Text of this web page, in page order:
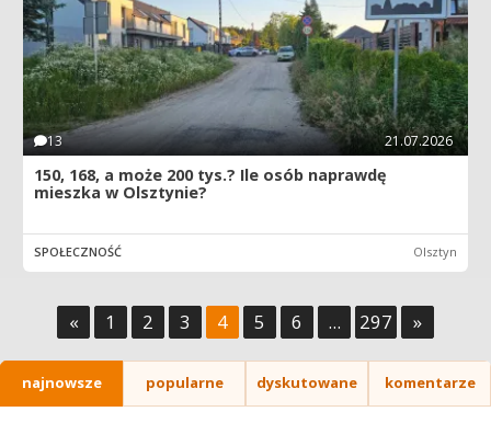
13 21.07.2026
150, 168, a może 200 tys.? Ile osób naprawdę
mieszka w Olsztynie?
SPOŁECZNOŚĆ Olsztyn
« 1 2 3 4 5 6 ... 297 »
najnowsze popularne dyskutowane komentarze